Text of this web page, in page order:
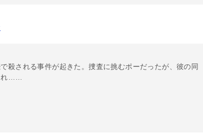
殺される事件が起きた。捜査に挑むポーだったが、彼の同
れ……